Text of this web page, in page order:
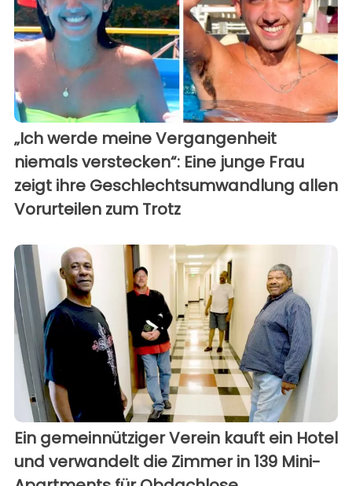
„Ich werde meine Vergangenheit
niemals verstecken“: Eine junge Frau
zeigt ihre Geschlechtsumwandlung allen
Vorurteilen zum Trotz
Ein gemeinnütziger Verein kauft ein Hotel
und verwandelt die Zimmer in 139 Mini-